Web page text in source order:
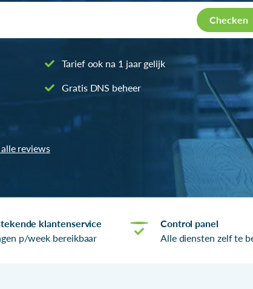
Checken
Tarief ook na 1 jaar gelijk
Gratis DNS beheer
reviews
klantenservice
p/week bereikbaar
Control panel
Alle diensten zelf te